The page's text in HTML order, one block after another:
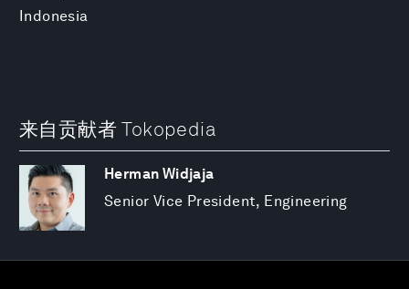
Indonesia
来自贡献者 Tokopedia
Herman Widjaja
Senior Vice President, Engineering